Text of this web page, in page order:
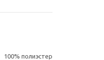
100% полиэстер